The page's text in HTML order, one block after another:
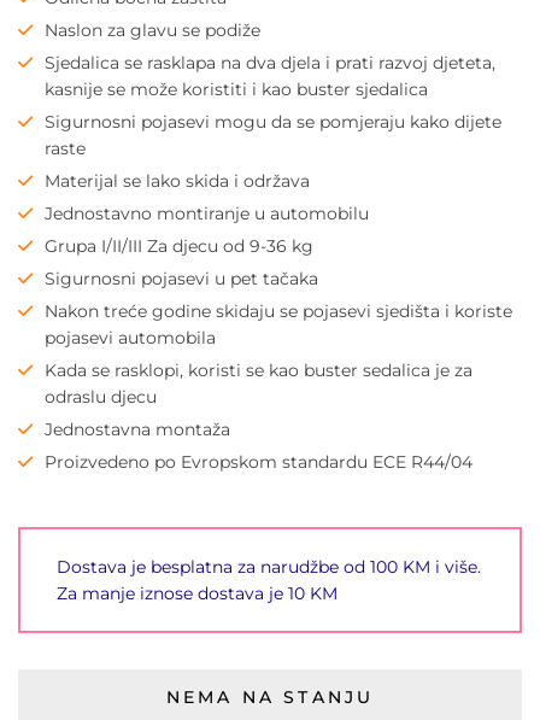
Naslon za glavu se podiže
Sjedalica se rasklapa na dva djela i prati razvoj djeteta,
kasnije se može koristiti i kao buster sjedalica
Sigurnosni pojasevi mogu da se pomjeraju kako dijete
raste
Materijal se lako skida i održava
Jednostavno montiranje u automobilu
Grupa I/II/III Za djecu od 9-36 kg
Sigurnosni pojasevi u pet tačaka
Nakon treće godine skidaju se pojasevi sjedišta i koriste
pojasevi automobila
Kada se rasklopi, koristi se kao buster sedalica je za
odraslu djecu
Jednostavna montaža
Proizvedeno po Evropskom standardu ECE R44/04
Dostava je besplatna za narudžbe od 100 KM i više.
Za manje iznose dostava je 10 KM
NEMA NA STANJU